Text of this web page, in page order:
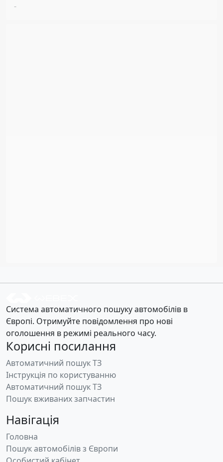
-
Система автоматичного пошуку автомобілів в
Європі. Отримуйте повідомлення про нові
оголошення в режимі реального часу.
Корисні посилання
Автоматичний пошук ТЗ
Інструкція по користуванню
Автоматичний пошук ТЗ
Пошук вживаних запчастин
Навігація
Головна
Пошук автомобілів з Європи